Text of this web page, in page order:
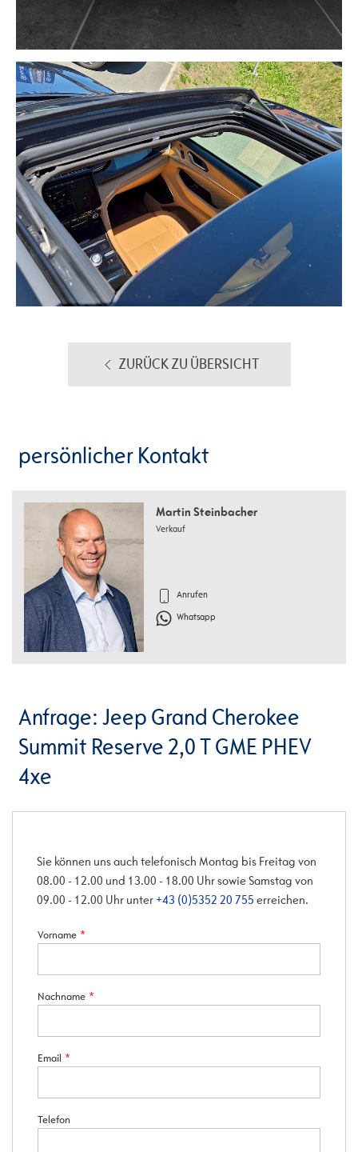
ZURÜCK ZU ÜBERSICHT
persönlicher Kontakt
Martin Steinbacher
Verkauf
Anrufen
Whatsapp
Anfrage: Jeep Grand Cherokee
Summit Reserve 2,0 T GME PHEV
4xe
Sie können uns auch telefonisch Montag bis Freitag von
08.00 - 12.00 und 13.00 - 18.00 Uhr sowie Samstag von
09.00 - 12.00 Uhr unter +43 (0)5352 20 755 erreichen.